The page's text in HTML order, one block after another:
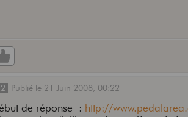
Publié le 21 Juin 2008, 00:22
de réponse : http://